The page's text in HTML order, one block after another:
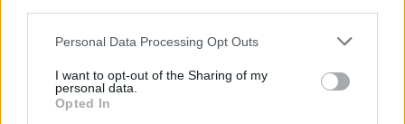
Please note that this website/app uses one or more Google
not limited to your visit or usage behaviour. You may click to
grant or deny consent to Google and its third-party tags to
use your data for below specified purposes in below Google
Personal Data Processing Opt Outs
I want to opt-out of the Sharing of my
personal data.
Opted In